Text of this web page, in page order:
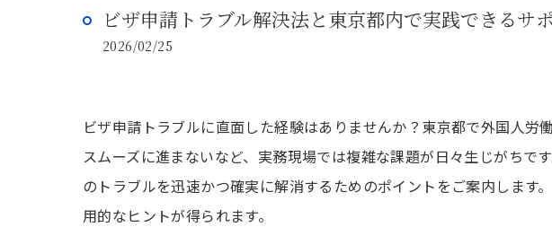
ビザ申請トラブル解決法と東京都内で実践できるサ
2026/02/25
ビザ申請トラブルに直面した経験はありませんか？東京都で外国人
スムーズに進まないなど、実務現場では複雑な課題が日々生じがち
のトラブルを迅速かつ確実に解消するためのポイントをご案内しま
用的なヒントが得られます。